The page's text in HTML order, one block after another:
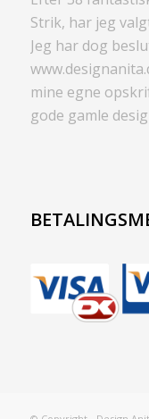
Strik, har jeg
Jeg har dog
mine egne
gode gamle